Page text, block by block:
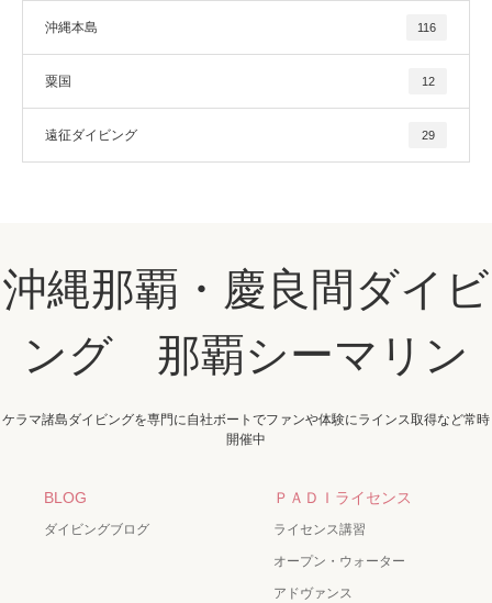
沖縄本島 116
粟国 12
遠征ダイビング 29
沖縄那覇・慶良間ダイビ
ング 那覇シーマリン
ケラマ諸島ダイビングを専門に自社ボートでファンや体験にラインス取得など常時
開催中
BLOG
ダイビングブログ
ＰＡＤＩライセンス
ライセンス講習
オープン・ウォーター
アドヴァンス